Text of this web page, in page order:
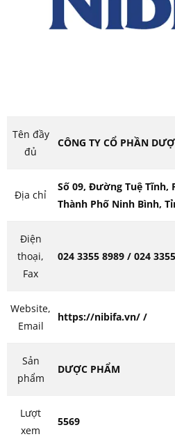
Tên đầy
đủ
CÔNG TY CỔ PHẦN
Địa chỉ
Số 09, Đường Tuệ Tĩnh,
Thành Phố Ninh Bình,
Điện
thoại,
Fax
024 3355 8989 / 024
Website,
Email
https://nibifa.vn/ /
Sản
phẩm
DƯỢC PHẨM
Lượt
xem
5569